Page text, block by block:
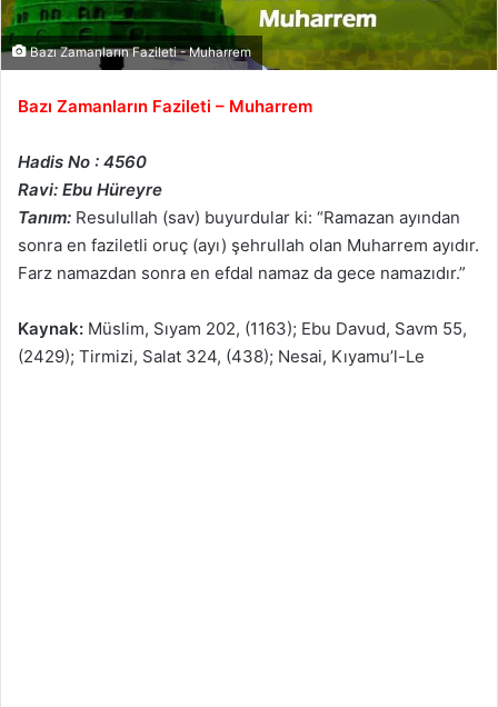
Bazı Zamanların Fazileti - Muharrem
Bazı Zamanların Fazileti – Muharrem
Hadis No : 4560
Ravi: Ebu Hüreyre
Tanım: Resulullah (sav) buyurdular ki: “Ramazan ayından
sonra en faziletli oruç (ayı) şehrullah olan Muharrem ayıdır.
Farz namazdan sonra en efdal namaz da gece namazıdır.”
Kaynak: Müslim, Sıyam 202, (1163); Ebu Davud, Savm 55,
(2429); Tirmizi, Salat 324, (438); Nesai, Kıyamu’l-Le